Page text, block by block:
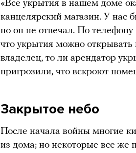
«Все укрытия в нашем доме
канцелярский магазин. У нас
но он не отвечал. По
что укрытия можно
владелец, то ли арендатор
пригрозили, что вскроют
Закрытое небо
После начала войны многие
из дома; но некоторые все же